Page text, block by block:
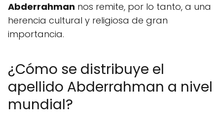
Abderrahman nos remite, por lo tanto, a una
herencia cultural y religiosa de gran
importancia.
¿Cómo se distribuye el
apellido Abderrahman a nivel
mundial?